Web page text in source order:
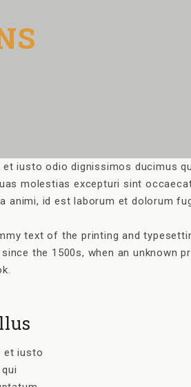
iusto odio dignissimos ducimus
molestias excepturi sint
animi, id est laborum et dolorum
text of the printing and
the 1500s, when an unknown
et iusto